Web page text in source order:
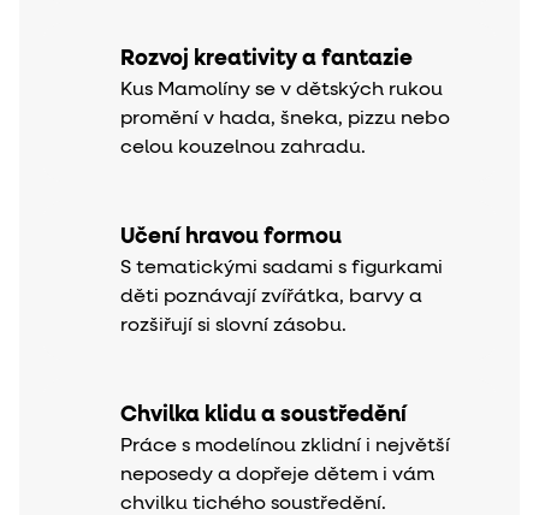
Rozvoj kreativity a fantazie
Kus Mamolíny se v dětských rukou
promění v hada, šneka, pizzu nebo
celou kouzelnou zahradu.
Učení hravou formou
S tematickými sadami s figurkami
děti poznávají zvířátka, barvy a
rozšiřují si slovní zásobu.
Chvilka klidu a soustředění
Práce s modelínou zklidní i největší
neposedy a dopřeje dětem i vám
chvilku tichého soustředění.